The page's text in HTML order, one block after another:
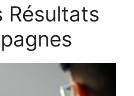
Résultats